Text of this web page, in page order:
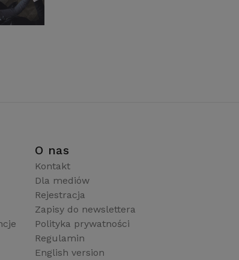
O nas
Kontakt
Dla mediów
Rejestracja
Zapisy do newslettera
Polityka prywatności
Regulamin
English version